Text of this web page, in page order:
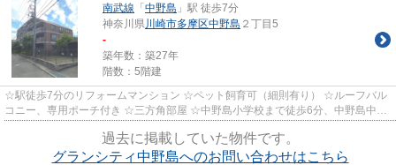
南武線 「 中野島 」駅 徒歩7分
神奈川県川崎市多摩区中野島 ２丁目5
-
築年数：築27年
階数：5階建
☆駅徒歩7分のリフォームマンション ☆ペット飼育可（細則有り） ☆ルーフバル
コニー、専用ポーチ付き ☆三方角部屋 ☆中野島小学校まで徒歩6分、中野島中学
過去に掲載していた物件です。
グランシティ中野島へのお問い合わせはこちら